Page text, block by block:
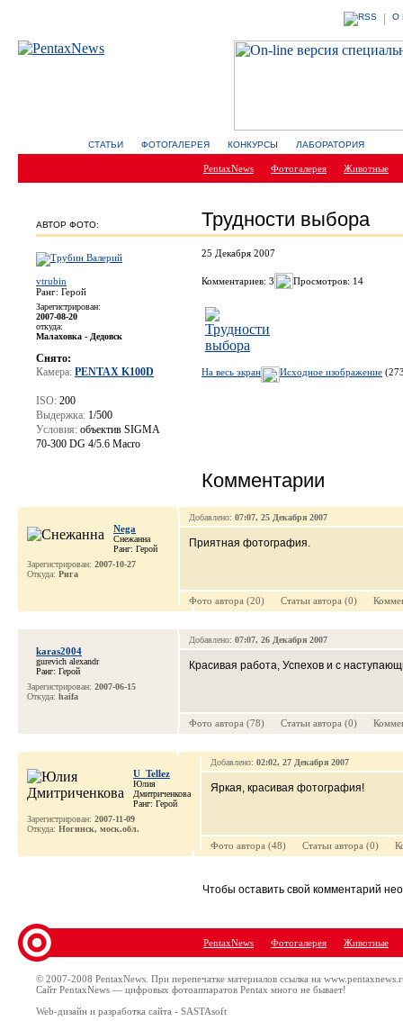
О
СТАТЬИ ФОТОГАЛЕРЕЯ КОНКУРСЫ ЛАБОРАТОРИЯ
PentaxNews Фотогалерея Животные
АВТОР ФОТО: Трудности выбора
vtrubin
Ранг: Герой
Зарегистрирован:
2007-08-20
откуда:
Малаховка - Дедовск
Снято:
Камера: PENTAX K100D
ISO: 200
Выдержка: 1/500
Условия: объектив SIGMA
70-300 DG 4/5.6 Macro
25 Декабря 2007
Комментариев: 3 Просмотров: 14
На весь экран Исходное изображение
Комментарии
Nega
Снежанна
Ранг: Герой
Зарегистрирован: 2007-10-27
Откуда: Рига
Добавлено: 07:07, 25 Декабря 2007
Приятная фотография.
Фото автора (20) Cтатьи автора (0)
karas2004
gurevich alexandr
Ранг: Герой
Зарегистрирован: 2007-06-15
Откуда: haifa
Добавлено: 07:07, 26 Декабря 2007
Красивая работа, Успехов и с
Фото автора (78) Cтатьи автора (0)
U_Tellez
Юлия
Дмитриченкова
Ранг: Герой
Зарегистрирован: 2007-11-09
Откуда: Ногинск, моск.обл.
Добавлено: 02:02, 27 Декабря 2007
Яркая, красивая фотография!
Фото автора (48) Cтатьи автора (0)
Чтобы оставить свой комментарий
PentaxNews Фотогалерея Животные
© 2007-2008 PentaxNews. При перепечатке материалов ссылка на
Сайт PentaxNews — цифровых фотоаппаратов Pentax много не бывает!
Web-дизайн и разработка сайта - SASTAsoft